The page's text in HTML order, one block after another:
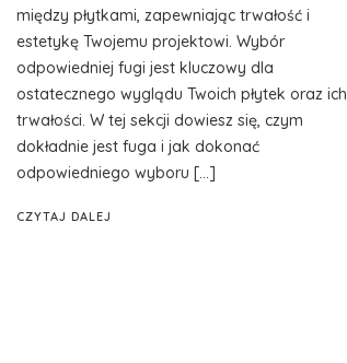
między płytkami, zapewniając trwałość i
estetykę Twojemu projektowi. Wybór
odpowiedniej fugi jest kluczowy dla
ostatecznego wyglądu Twoich płytek oraz ich
trwałości. W tej sekcji dowiesz się, czym
dokładnie jest fuga i jak dokonać
odpowiedniego wyboru […]
CZYTAJ DALEJ